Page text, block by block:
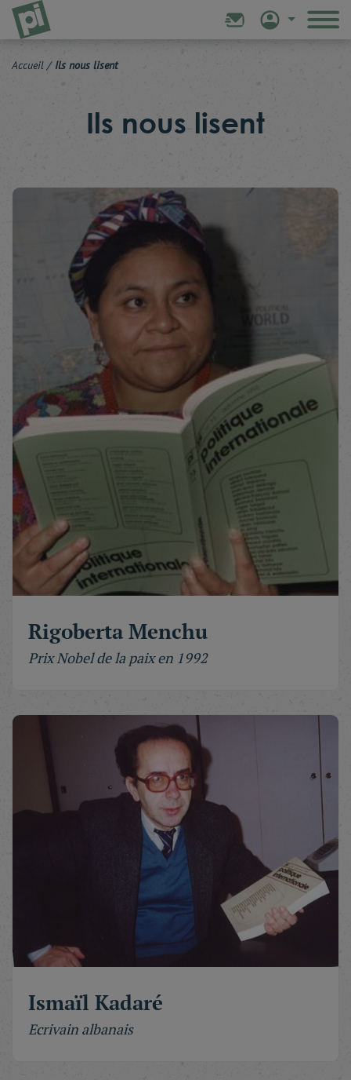
Accueil / Ils nous lisent
Ils nous lisent
Rigoberta Menchu
Prix Nobel de la paix en 1992
Ismaïl Kadaré
Ecrivain albanais